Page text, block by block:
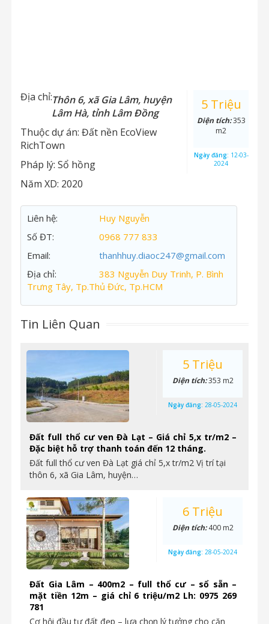
Địa chỉ:Thôn 6, xã Gia Lâm, huyện
Lâm Hà, tỉnh Lâm Đồng
Thuộc dự án: Đất nền EcoView
RichTown
Pháp lý: Sổ hồng
Năm XD: 2020
5 Triệu
Diện tích:353
m2
Ngày đăng: 12-03-
2024
Liên hệ:
Huy Nguyễn
Số ĐT:
0968 777 833
Email:
thanhhuy.diaoc247@gmail.com
Địa chỉ:
383 Nguyễn Duy Trinh, P. Bình
Trưng Tây, Tp.Thủ Đức, Tp.HCM
Tin Liên Quan
Đất full thổ cư ven Đà Lạt – Giá chỉ 5,x tr/m2 –
Đặc biệt hỗ trợ thanh toán đến 12 tháng.
Đất full thổ cư ven Đà Lạt giá chỉ 5,x tr/m2 Vị trí tại
thôn 6, xã Gia Lâm, huyện…
5 Triệu
Diện tích:353 m2
Ngày đăng: 28-05-2024
Đất Gia Lâm – 400m2 – full thổ cư – sổ sẵn –
mặt tiền 12m – giá chỉ 6 triệu/m2 Lh: 0975 269
781
Cơ hội đầu tư đất đẹp – lựa chọn lý tưởng cho căn
6 Triệu
Diện tích:400 m2
Ngày đăng: 28-05-2024